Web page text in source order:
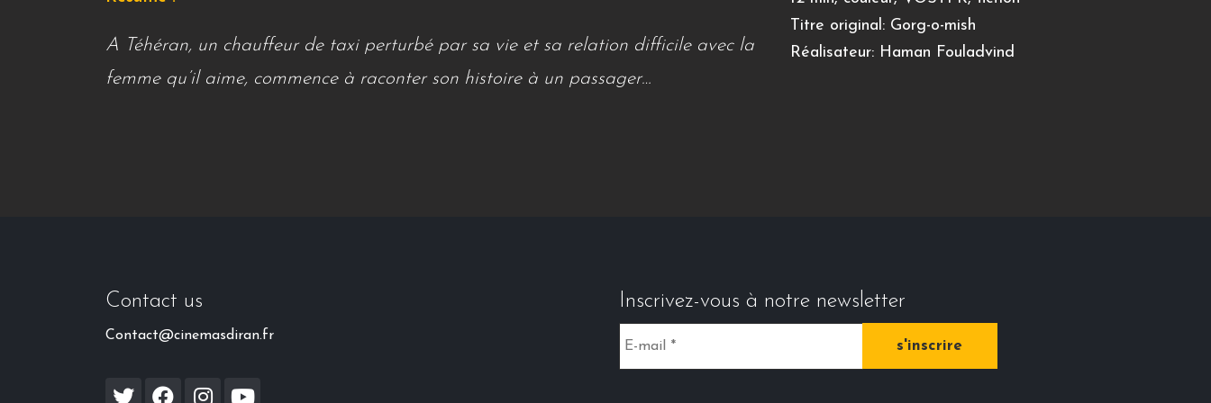
A Téhéran, un chauffeur de taxi perturbé par sa vie et sa relation difficile avec la
femme qu’il aime, commence à raconter son histoire à un passager…
Titre original: Gorg-o-mish
Réalisateur: Haman Fouladvind
Contact us
Contact@cinemasdiran.fr
Inscrivez-vous à notre newsletter